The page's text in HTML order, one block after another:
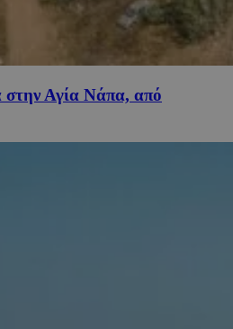
στην Αγία Νάπα, από